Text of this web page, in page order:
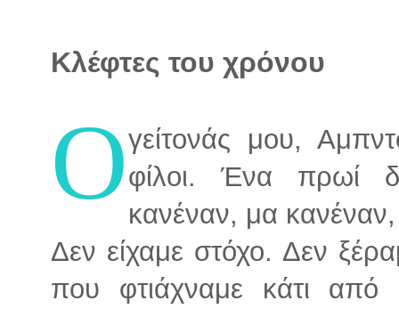
Κλέφτες του χρόνου
Ογείτονάς μου,
φίλοι. Ένα πρωί
κανέναν, μα
Δεν είχαμε στόχο. Δεν
που φτιάχναμε κάτι